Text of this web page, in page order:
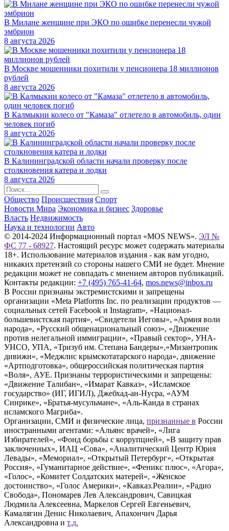
В Милане женщине при ЭКО по ошибке перенесли чужой
эмбрион
8 августа 2026
В Москве мошенники похитили у пенсионера 18 миллионов
рублей
8 августа 2026
В Калмыкии колесо от "Камаза" отлетело в автомобиль, один
человек погиб
8 августа 2026
В Калининградской области начали проверку после
столкновения катера и лодки
8 августа 2026
Общество Происшествия Спорт
Новости Мира Экономика и бизнес Здоровье
Власть Недвижимость
Наука и технологии Авто
© 2014-2024 Информационный портал «MOS NEWS». ЭЛ №
ФС 77 - 68927. Настоящий ресурс может содержать материалы
18+. Использование материалов издания - как вам угодно,
никаких претензий со стороны нашего СМИ не будет. Мнение
редакции может не совпадать с мнением авторов публикаций.
Контакты редакции: +7 (495) 765-41-64, mos.news@inbox.ru
В России признаны экстремистскими и запрещены
организации «Meta Platforms Inc. по реализации продуктов —
социальных сетей Facebook и Instagram», «Национал-
большевистская партия», «Свидетели Иеговы», «Армия воли
народа», «Русский общенациональный союз», «Движение
против нелегальной иммиграции», «Правый сектор», УНА-
УНСО, УПА, «Тризуб им. Степана Бандеры»,«Мизантропик
дивижн», «Меджлис крымскотатарского народа», движение
«Артподготовка», общероссийская политическая партия
«Воля», АУЕ. Признаны террористическими и запрещены:
«Движение Талибан», «Имарат Кавказ», «Исламское
государство» (ИГ, ИГИЛ), Джебхад-ан-Нусра, «АУМ
Синрике», «Братья-мусульмане», «Аль-Каида в странах
исламского Магриба».
Организации, СМИ и физические лица, признанные в России
иностранными агентами: «Альянс врачей», «Лига
Избирателей», «Фонд борьбы с коррупцией», «В защиту прав
заключенных», ИАЦ «Сова», «Аналитический Центр Юрия
Левады», «Мемориал», «Открытый Петербург», «Открытая
Россия», «Гуманитарное действие», «Феникс плюс», «Агора»,
«Голос», «Комитет Солдатских матерей», «Женское
достоинство», «Голос Америки», «Кавказ.Реалии», «Радио
Свобода», Пономарев Лев Александрович, Савицкая
Людмила Алексеевна, Маркелов Сергей Евгеньевич,
Камалягин Денис Николаевич, Апахончич Дарья
Александровна и т.д.